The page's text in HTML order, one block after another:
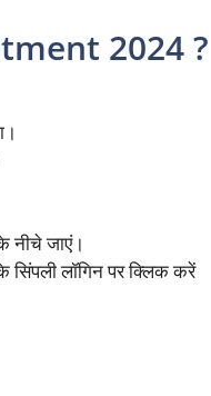
2024 ?
नीचे जाएं।
लॉगिन पर क्लिक करें